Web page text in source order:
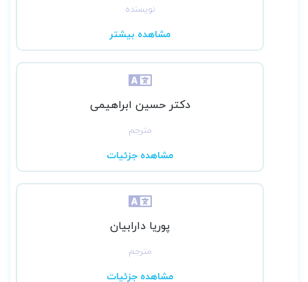
نویسنده
مشاهده بیشتر
دکتر حسین ابراهیمی
مترجم
مشاهده جزئیات
پوریا دارابیان
مترجم
مشاهده جزئیات